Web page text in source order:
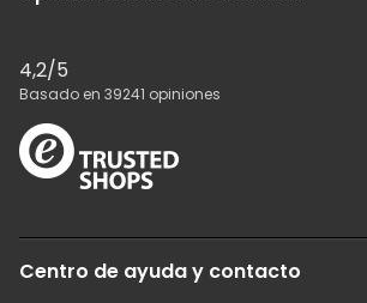
4,2/5
Basado en 39241 opiniones
Centro de ayuda y contacto